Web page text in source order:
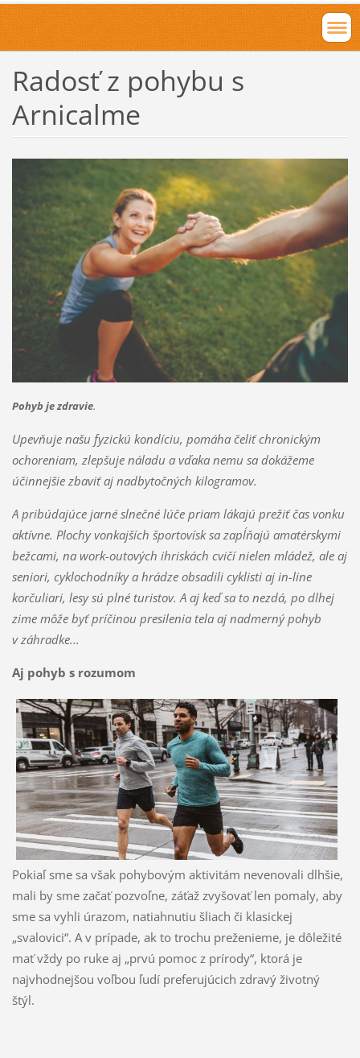
Radosť z pohybu s
Arnicalme
Pohyb je zdravie.
Upevňuje našu fyzickú kondíciu, pomáha čeliť chronickým
ochoreniam, zlepšuje náladu a vďaka nemu sa dokážeme
účinnejšie zbaviť aj nadbytočných kilogramov.
A pribúdajúce jarné slnečné lúče priam lákajú prežiť čas vonku
aktívne. Plochy vonkajších športovísk sa zapĺňajú amatérskymi
bežcami, na work-outových ihriskách cvičí nielen mládež, ale aj
seniori, cyklochodníky a hrádze obsadili cyklisti aj in-line
korčuliari, lesy sú plné turistov. A aj keď sa to nezdá, po dlhej
zime môže byť príčinou presilenia tela aj nadmerný pohyb
v záhradke...
Aj pohyb s rozumom
Pokiaľ sme sa však pohybovým aktivitám nevenovali dlhšie,
mali by sme začať pozvoľne, záťaž zvyšovať len pomaly, aby
sme sa vyhli úrazom, natiahnutiu šliach či klasickej
„svalovici“. A v prípade, ak to trochu preženieme, je dôležité
mať vždy po ruke aj „prvú pomoc z prírody“, ktorá je
najvhodnejšou voľbou ľudí preferujúcich zdravý životný
štýl.